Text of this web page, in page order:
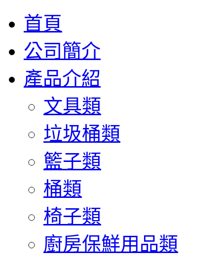
首頁
公司簡介
產品介紹
文具類
垃圾桶類
籃子類
桶類
椅子類
廚房保鮮用品類